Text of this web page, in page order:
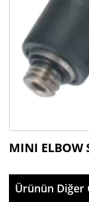
MINI ELBOW
Ürünün Diğer